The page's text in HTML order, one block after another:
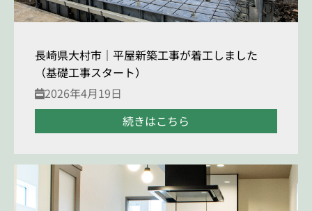
長崎県大村市｜平屋新築工事が着工しました
（基礎工事スタート）
2026年4月19日
続きはこちら